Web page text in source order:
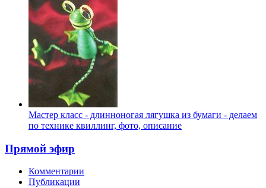
Мастер класс - длинноногая лягушка из бумаги - делаем
по технике квиллинг, фото, описание
Прямой эфир
Комментарии
Публикации